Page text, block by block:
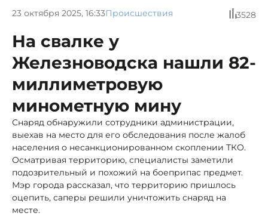
23 октября 2025, 16:33Происшествия 3528
На свалке у
Железноводска нашли 82-
миллиметровую
минометную мину
Снаряд обнаружили сотрудники администрации,
выехав на место для его обследования после жалоб
населения о несанкционированном скоплении ТКО.
Осматривая территорию, специалисты заметили
подозрительный и похожий на боеприпас предмет.
Мэр города рассказал, что территорию пришлось
оцепить, саперы решили уничтожить снаряд на
месте.